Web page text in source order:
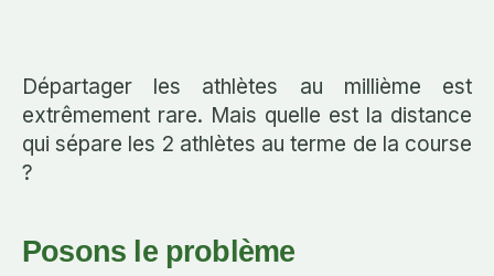
Départager les athlètes au millième est
extrêmement rare. Mais quelle est la distance
qui sépare les 2 athlètes au terme de la course
?
Posons le problème